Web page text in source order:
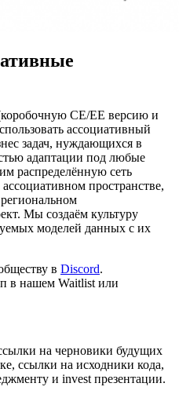
CE/EE версию и
ассоциативный
задач, нуждающихся в
адаптации под любые
распределённую сеть
пространстве,
Мы создаём культуру
моделей данных с их
в Discord.
в нашем Waitlist или
на черновики будущих
ссылки на исходники кода,
и invest презентации.